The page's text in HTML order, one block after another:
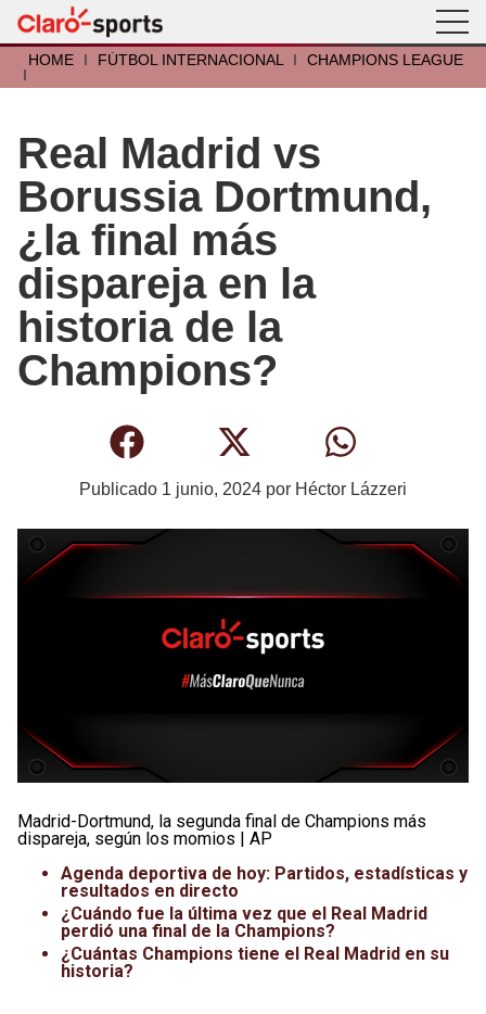
HOME I FÚTBOL INTERNACIONAL I
CHAMPIONS LEAGUE
I
Real Madrid vs
Borussia Dortmund,
¿la final más
dispareja en la
historia de la
Champions?
Publicado 1 junio, 2024 por Héctor Lázzeri
Madrid-Dortmund, la segunda final de Champions más
dispareja, según los momios | AP
Agenda deportiva de hoy: Partidos, estadísticas y
resultados en directo
¿Cuándo fue la última vez que el Real Madrid
perdió una final de la Champions?
¿Cuántas Champions tiene el Real Madrid en su
historia?